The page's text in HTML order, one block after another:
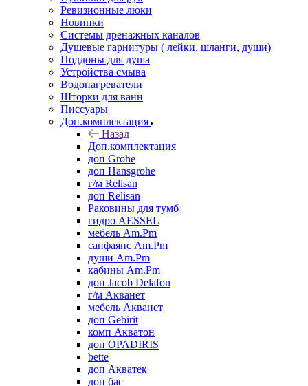
Ревизионные люки
Новинки
Системы дренажных каналов
Душевые гарнитуры ( лейки, шланги, души)
Поддоны для душа
Устройства смыва
Водонагреватели
Шторки для ванн
Писсуары
Доп.комплектация
Назад
Доп.комплектация
доп Grohe
доп Hansgrohe
г/м Relisan
доп Relisan
Раковины для тумб
гидро AESSEL
мебель Am.Pm
санфаянс Am.Pm
души Am.Pm
кабины Am.Pm
доп Jacob Delafon
г/м Акванет
мебель Акванет
доп Gebirit
комп Акватон
доп OPADIRIS
bette
доп Акватек
доп бас